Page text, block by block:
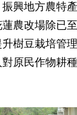
興地方農特
農改場除已
樹豆栽培管
原民作物耕